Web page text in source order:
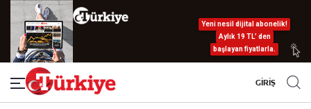
Yeni nesil dijital abonelik!
Aylık 19 TL’ den
başlayan fiyatlarla.
GİRİŞ